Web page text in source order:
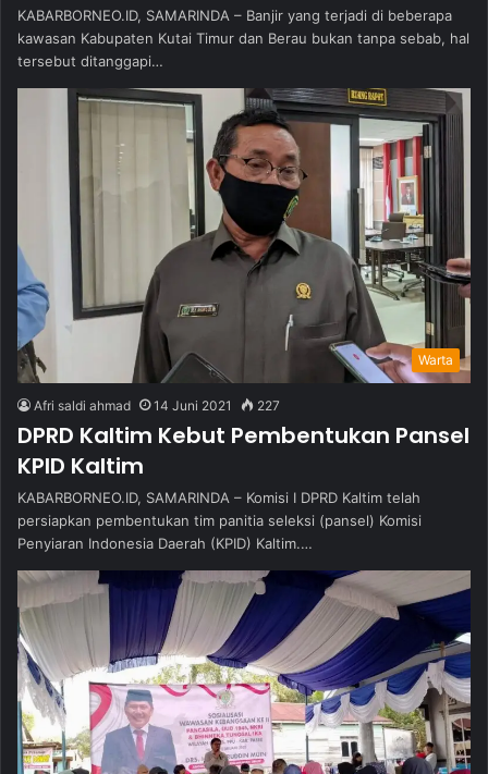
KABARBORNEO.ID, SAMARINDA – Banjir yang terjadi di beberapa
kawasan Kabupaten Kutai Timur dan Berau bukan tanpa sebab, hal
tersebut ditanggapi…
Warta
Afri saldi ahmad 14 Juni 2021 227
DPRD Kaltim Kebut Pembentukan Pansel
KPID Kaltim
KABARBORNEO.ID, SAMARINDA – Komisi I DPRD Kaltim telah
persiapkan pembentukan tim panitia seleksi (pansel) Komisi
Penyiaran Indonesia Daerah (KPID) Kaltim.…